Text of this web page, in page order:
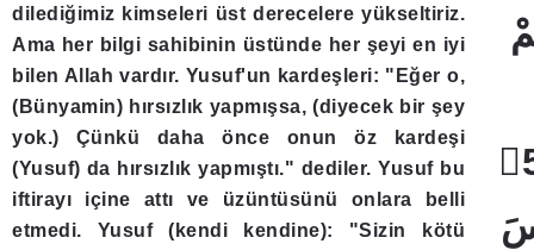
dilediğimiz kimseleri üst derecelere yükseltiriz.
Ama her bilgi sahibinin üstünde her şeyi en iyi
bilen Allah vardır. Yusuf'un kardeşleri: "Eğer o,
(Bünyamin) hırsızlık yapmışsa, (diyecek bir şey
yok.) Çünkü daha önce onun öz kardeşi
(Yusuf) da hırsızlık yapmıştı." dediler. Yusuf bu
iftirayı içine attı ve üzüntüsünü onlara belli
etmedi. Yusuf (kendi kendine): "Sizin kötü